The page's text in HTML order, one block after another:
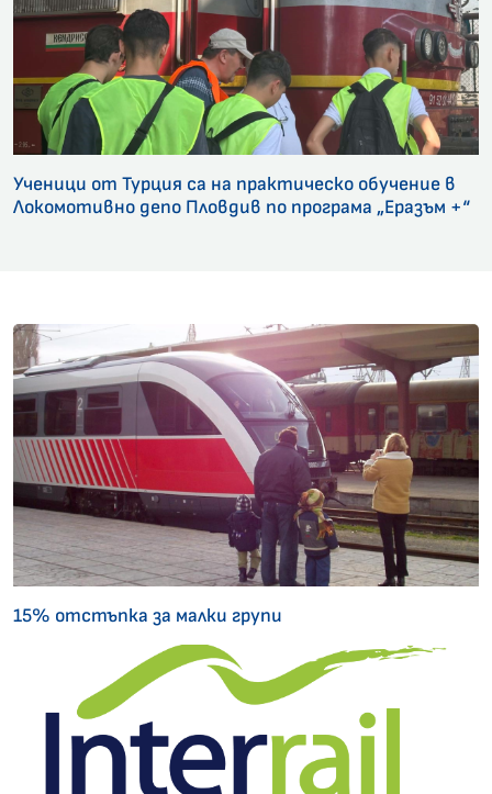
Ученици от Турция са на практическо обучение в
Локомотивно депо Пловдив по програма „Еразъм +“
15% отстъпка за малки групи